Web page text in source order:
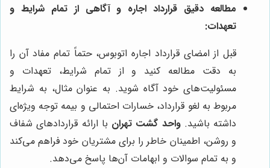
مطالعه دقیق قرارداد اجاره و آگاهی از تمام شرایط و
تعهدات:
قبل از امضای قرارداد اجاره اتوبوس، حتماً تمام مفاد آن را
به دقت مطالعه کنید و از تمام شرایط، تعهدات و
مسئولیت‌های خود آگاه شوید. به عنوان مثال، به شرایط
مربوط به لغو قرارداد، خسارات احتمالی و بیمه توجه ویژه‌ای
داشته باشید.واحد گشت تهران با ارائه قراردادهای شفاف
و روشن، اطمینان خاطر را برای مشتریان خود فراهم می‌کند
و به تمام سوالات و ابهامات آن‌ها پاسخ می‌دهد.